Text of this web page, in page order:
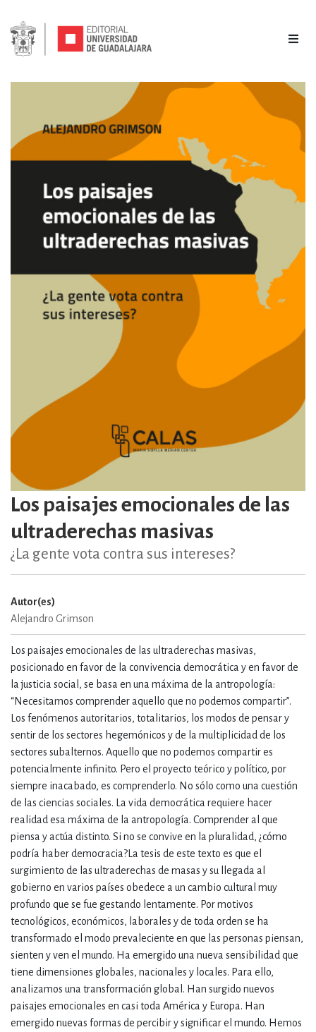
Los paisajes emocionales de las
ultraderechas masivas
¿La gente vota contra sus intereses?
Autor(es)
Alejandro Grimson
Los paisajes emocionales de las ultraderechas masivas,
posicionado en favor de la convivencia democrática y en favor de
la justicia social, se basa en una máxima de la antropología:
“Necesitamos comprender aquello que no podemos compartir”.
Los fenómenos autoritarios, totalitarios, los modos de pensar y
sentir de los sectores hegemónicos y de la multiplicidad de los
sectores subalternos. Aquello que no podemos compartir es
potencialmente infinito. Pero el proyecto teórico y político, por
siempre inacabado, es comprenderlo. No sólo como una cuestión
de las ciencias sociales. La vida democrática requiere hacer
realidad esa máxima de la antropología. Comprender al que
piensa y actúa distinto. Si no se convive en la pluralidad, ¿cómo
podría haber democracia?La tesis de este texto es que el
surgimiento de las ultraderechas de masas y su llegada al
gobierno en varios países obedece a un cambio cultural muy
profundo que se fue gestando lentamente. Por motivos
tecnológicos, económicos, laborales y de toda orden se ha
transformado el modo prevaleciente en que las personas piensan,
sienten y ven el mundo. Ha emergido una nueva sensibilidad que
tiene dimensiones globales, nacionales y locales. Para ello,
analizamos una transformación global. Han surgido nuevos
paisajes emocionales en casi toda América y Europa. Han
emergido nuevas formas de percibir y significar el mundo. Hemos